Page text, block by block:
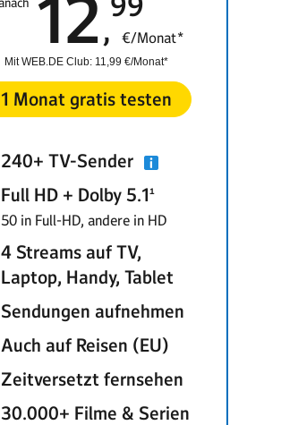
12 €/Monat*
Mit WEB.DE Club: 11,99 €/Monat*
1 Monat gratis testen
240+ TV-Sender
Full HD + Dolby 5.1¹
50 in Full-HD, andere in HD
4 Streams auf TV,
Laptop, Handy, Tablet
Sendungen aufnehmen
Auch auf Reisen (EU)
Zeitversetzt fernsehen
30.000+ Filme & Serien